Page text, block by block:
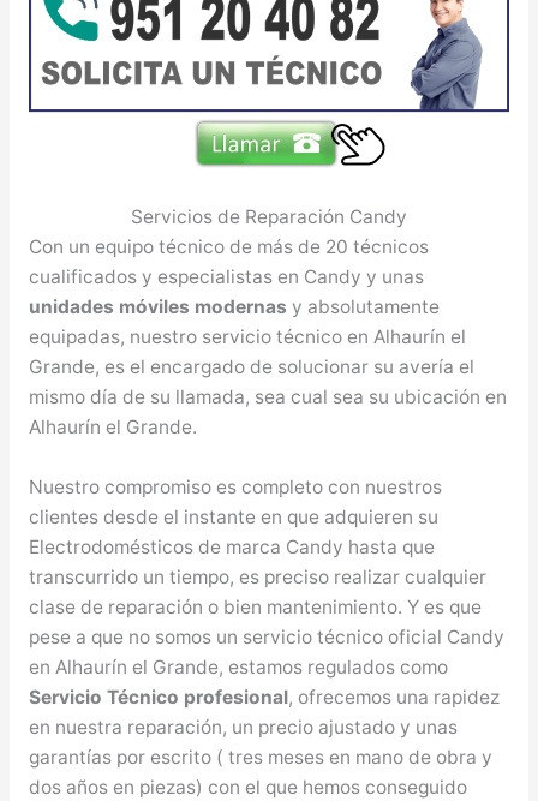
Servicios de Reparación Candy
Con un equipo técnico de más de 20 técnicos
cualificados y especialistas en Candy y unas
unidades móviles modernas y absolutamente
equipadas, nuestro servicio técnico en Alhaurín el
Grande, es el encargado de solucionar su avería el
mismo día de su llamada, sea cual sea su ubicación en
Alhaurín el Grande.
Nuestro compromiso es completo con nuestros
clientes desde el instante en que adquieren su
Electrodomésticos de marca Candy hasta que
transcurrido un tiempo, es preciso realizar cualquier
clase de reparación o bien mantenimiento. Y es que
pese a que no somos un servicio técnico oficial Candy
en Alhaurín el Grande, estamos regulados como
Servicio Técnico profesional, ofrecemos una rapidez
en nuestra reparación, un precio ajustado y unas
garantías por escrito ( tres meses en mano de obra y
dos años en piezas) con el que hemos conseguido